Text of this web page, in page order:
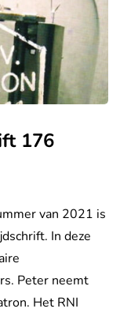
176
van 2021 is
In deze
Peter neemt
Het RNI